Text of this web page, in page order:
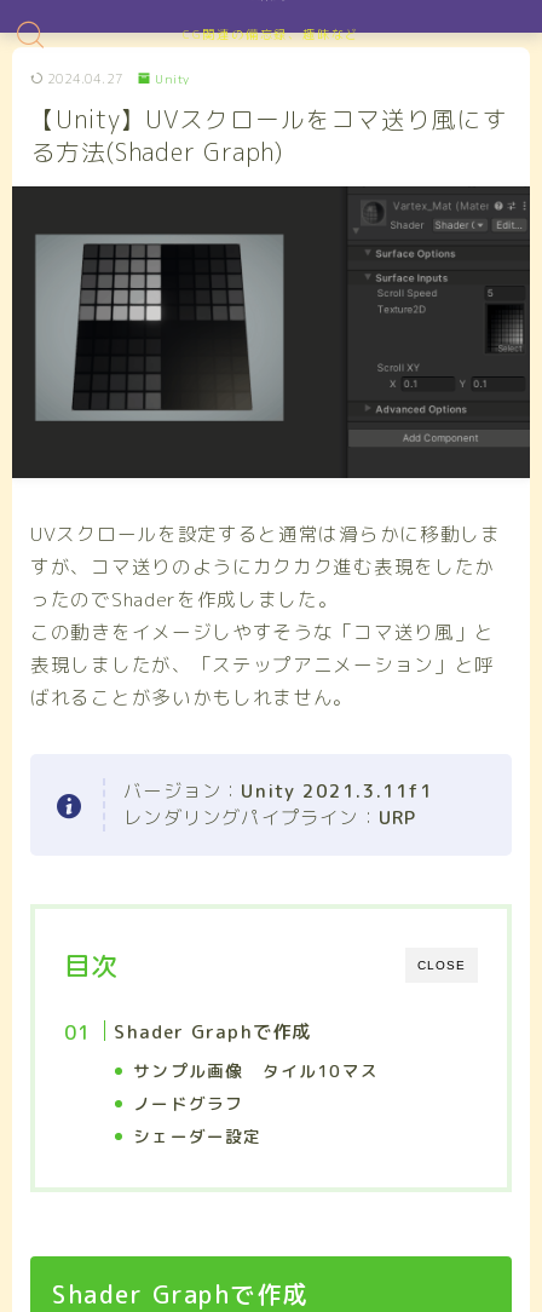
CG関連の備忘録、趣味など
2024.04.27 Unity
【Unity】UVスクロールをコマ送り風にす
る方法(Shader Graph)
UVスクロールを設定すると通常は滑らかに移動しま
すが、コマ送りのようにカクカク進む表現をしたか
ったのでShaderを作成しました。
この動きをイメージしやすそうな「コマ送り風」と
表現しましたが、「ステップアニメーション」と呼
ばれることが多いかもしれません。
バージョン： Unity 2021.3.11f1
レンダリングパイプライン： URP
CLOSE
目次
Shader Graphで作成
サンプル画像 タイル10マス
ノードグラフ
シェーダー設定
Shader Graphで作成